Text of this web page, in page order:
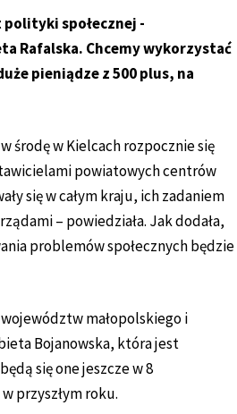
społecznej -
Rafalska. Chcemy wykorzystać
pieniądze z 500 plus, na
środę w Kielcach rozpocznie się
powiatowych centrów
się w całym kraju, ich zadaniem
– powiedziała. Jak dodała,
problemów społecznych będzie
małopolskiego i
Bojanowska, która jest
się one jeszcze w 8
przyszłym roku.